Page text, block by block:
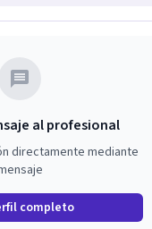
al profesional
directamente mediante
completo